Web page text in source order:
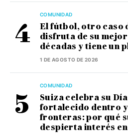
COMUNIDAD
El fútbol, otro caso
disfruta de su
décadas y tiene un
1 DE AGOSTO DE 2026
COMUNIDAD
Suiza celebra su
fortalecido dentro y
fronteras: por qué
despierta interés